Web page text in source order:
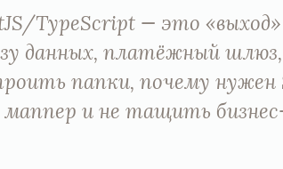
TypeScript — это «выход»
данных, платёжный
папки, почему нужен
и не тащить